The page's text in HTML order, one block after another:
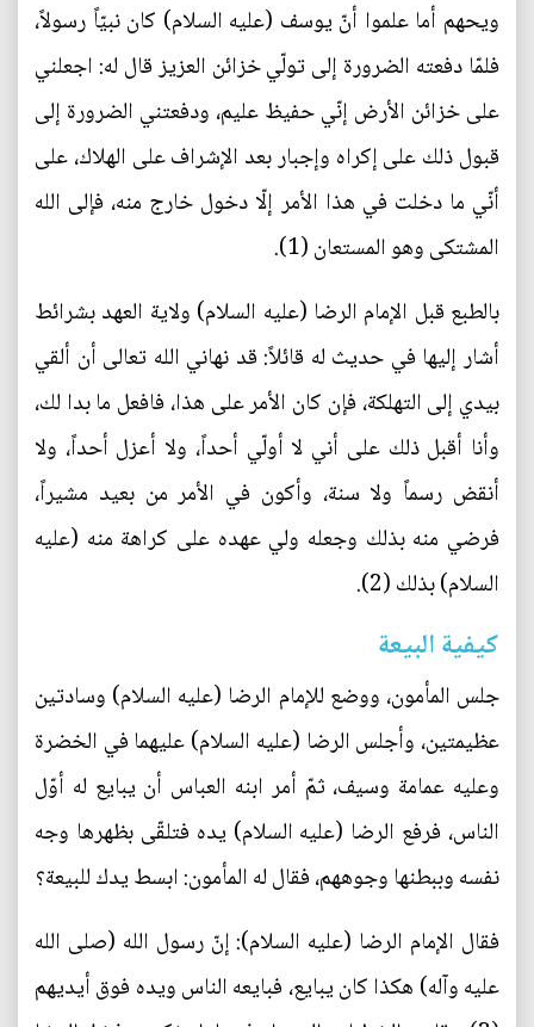
ويحهم أما علموا أنّ يوسف (عليه السلام) كان نبيّاً رسولاً،
فلمّا دفعته الضرورة إلى تولّي خزائن العزيز قال له: اجعلني
على خزائن الأرض إنّي حفيظ عليم، ودفعتني الضرورة إلى
قبول ذلك على إكراه وإجبار بعد الإشراف على الهلاك، على
أنّي ما دخلت في هذا الأمر إلّا دخول خارج منه، فإلى الله
المشتكى وهو المستعان (1).
بالطبع قبل الإمام الرضا (عليه السلام) ولاية العهد بشرائط
أشار إليها في حديث له قائلاً: قد نهاني الله تعالى أن ألقي
بيدي إلى التهلكة، فإن كان الأمر على هذا، فافعل ما بدا لك،
وأنا أقبل ذلك على أني لا أولّي أحداً، ولا أعزل أحداً، ولا
أنقض رسماً ولا سنة، وأكون في الأمر من بعيد مشيراً،
فرضي منه بذلك وجعله ولي عهده على كراهة منه (عليه
السلام) بذلك (2).
كيفية البيعة
جلس المأمون، ووضع للإمام الرضا (عليه السلام) وسادتين
عظيمتين، وأجلس الرضا (عليه السلام) عليهما في الخضرة
وعليه عمامة وسيف، ثمّ أمر ابنه العباس أن يبايع له أوّل
الناس، فرفع الرضا (عليه السلام) يده فتلقّى بظهرها وجه
نفسه وببطنها وجوههم، فقال له المأمون: ابسط يدك للبيعة؟
فقال الإمام الرضا (عليه السلام): إنّ رسول الله (صلى الله
عليه وآله) هكذا كان يبايع، فبايعه الناس ويده فوق أيديهم